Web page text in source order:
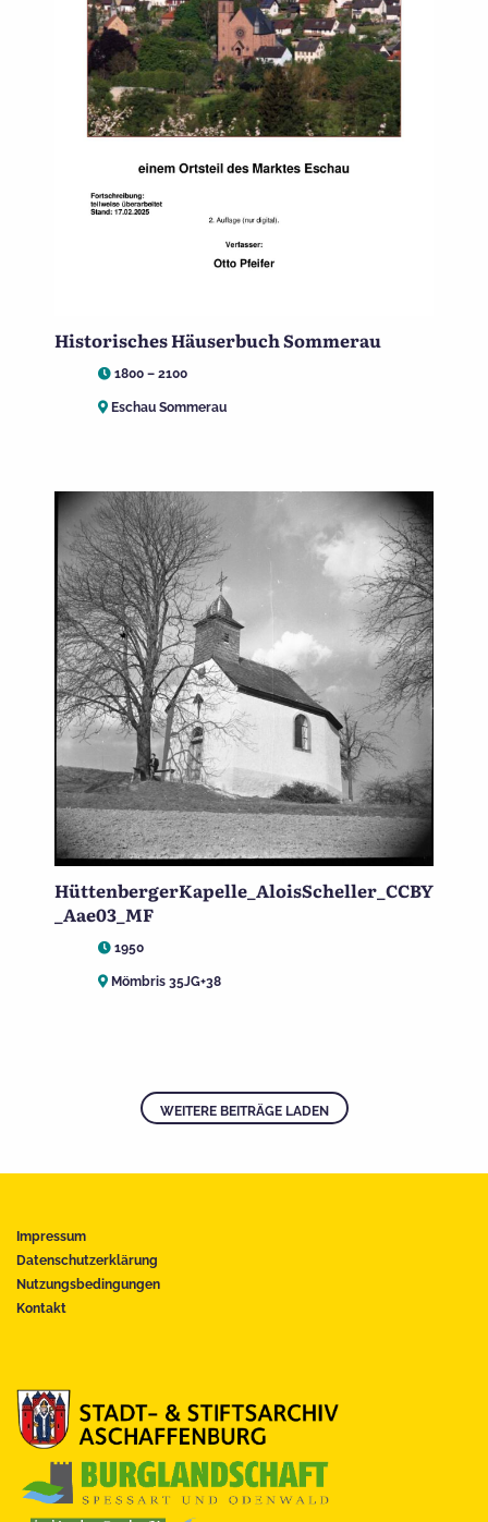
Historisches Häuserbuch Sommerau
1800 – 2100
Eschau Sommerau
HüttenbergerKapelle_AloisScheller_CCBY
_Aae03_MF
1950
Mömbris 35JG+38
WEITERE BEITRÄGE LADEN
Impressum
Datenschutzerklärung
Nutzungsbedingungen
Kontakt